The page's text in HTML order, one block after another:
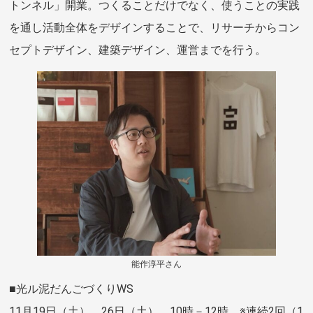
トンネル」開業。つくることだけでなく、使うことの実践
を通し活動全体をデザインすることで、リサーチからコン
セプトデザイン、建築デザイン、運営までを行う。
能作淳平さん
■光ル泥だんごづくりWS